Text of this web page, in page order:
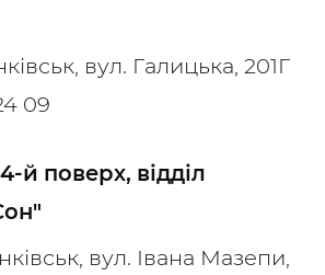
вул. Галицька, 201Г
09
й поверх, відділ
вул. Івана Мазепи,